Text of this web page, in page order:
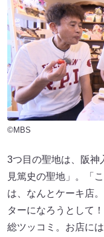
©MBS
3つ目の聖地は、阪神
見篤史の聖地」。「
は、なんとケーキ店
ターになろうとして
総ツッコミ。お店に